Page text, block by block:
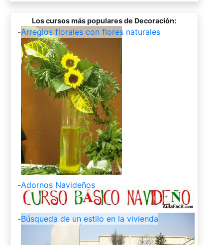
Los cursos más populares de Decoración:
-Arreglos florales con flores naturales
-Adornos Navideños
-Búsqueda de un estilo en la vivienda